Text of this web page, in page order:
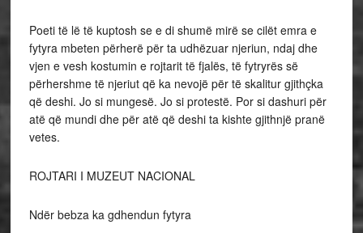
Poeti të lë të kuptosh se e di shumë mirë se cilët emra e
fytyra mbeten përherë për ta udhëzuar njeriun, ndaj dhe
vjen e vesh kostumin e rojtarit të fjalës, të fytryrës së
përhershme të njeriut që ka nevojë për të skalitur gjithçka
që deshi. Jo si mungesë. Jo si protestë. Por si dashuri për
atë që mundi dhe për atë që deshi ta kishte gjithnjë pranë
vetes.
ROJTARI I MUZEUT NACIONAL
Ndër bebza ka gdhendun fytyra